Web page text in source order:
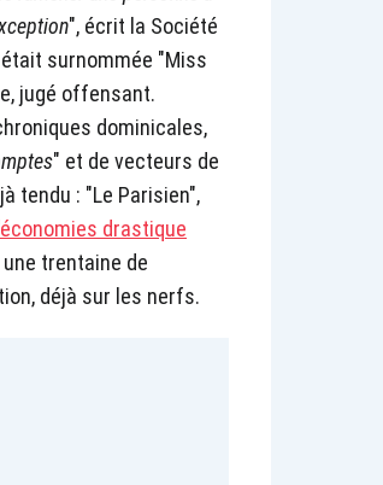
", écrit la Société
surnommée "Miss
jugé offensant.
dominicales,
" et de vecteurs de
tendu : "Le Parisien",
drastique
trentaine de
déjà sur les nerfs.